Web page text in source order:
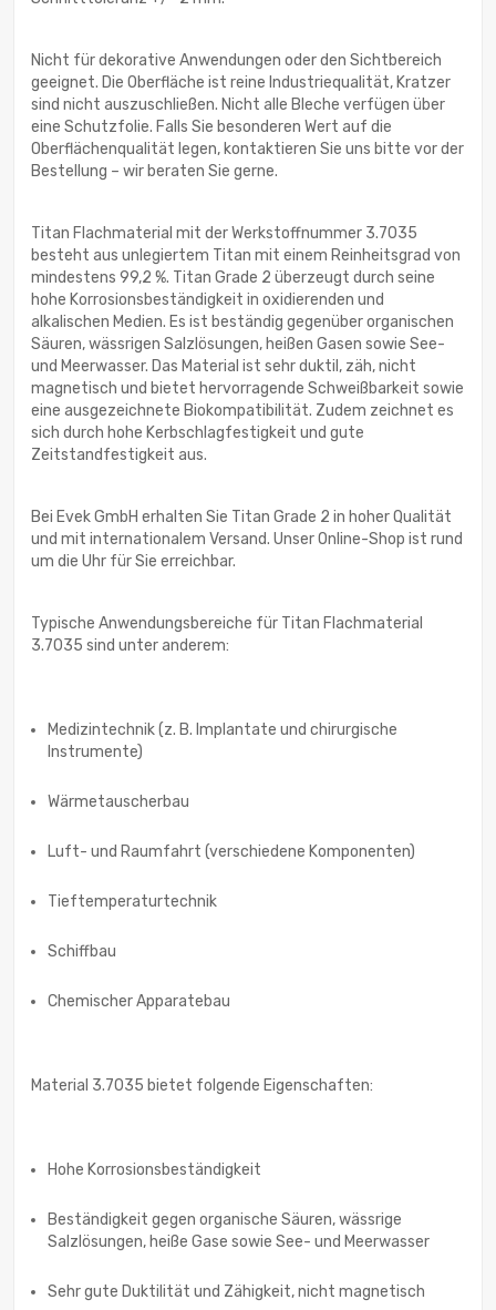
Nicht für dekorative Anwendungen oder den Sichtbereich
geeignet. Die Oberfläche ist reine Industriequalität, Kratzer
sind nicht auszuschließen. Nicht alle Bleche verfügen über
eine Schutzfolie. Falls Sie besonderen Wert auf die
Oberflächenqualität legen, kontaktieren Sie uns bitte vor der
Bestellung – wir beraten Sie gerne.
Titan Flachmaterial mit der Werkstoffnummer 3.7035
besteht aus unlegiertem Titan mit einem Reinheitsgrad von
mindestens 99,2 %. Titan Grade 2 überzeugt durch seine
hohe Korrosionsbeständigkeit in oxidierenden und
alkalischen Medien. Es ist beständig gegenüber organischen
Säuren, wässrigen Salzlösungen, heißen Gasen sowie See-
und Meerwasser. Das Material ist sehr duktil, zäh, nicht
magnetisch und bietet hervorragende Schweißbarkeit sowie
eine ausgezeichnete Biokompatibilität. Zudem zeichnet es
sich durch hohe Kerbschlagfestigkeit und gute
Zeitstandfestigkeit aus.
Bei Evek GmbH erhalten Sie Titan Grade 2 in hoher Qualität
und mit internationalem Versand. Unser Online-Shop ist rund
um die Uhr für Sie erreichbar.
Typische Anwendungsbereiche für Titan Flachmaterial
3.7035 sind unter anderem:
Medizintechnik (z. B. Implantate und chirurgische
Instrumente)
Wärmetauscherbau
Luft- und Raumfahrt (verschiedene Komponenten)
Tieftemperaturtechnik
Schiffbau
Chemischer Apparatebau
Material 3.7035 bietet folgende Eigenschaften:
Hohe Korrosionsbeständigkeit
Beständigkeit gegen organische Säuren, wässrige
Salzlösungen, heiße Gase sowie See- und Meerwasser
Sehr gute Duktilität und Zähigkeit, nicht magnetisch